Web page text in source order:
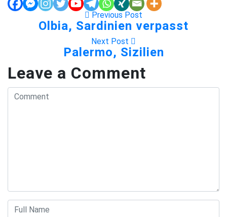
Previous Post
Olbia, Sardinien verpasst
Next Post
Palermo, Sizilien
Leave a Comment